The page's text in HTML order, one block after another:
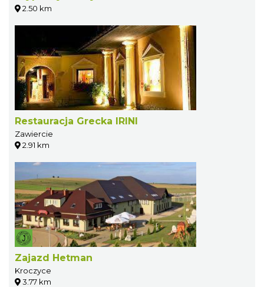
2.50 km
Restauracja Grecka IRINI
Zawiercie
2.91 km
Zajazd Hetman
Kroczyce
3.77 km